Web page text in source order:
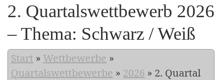
2. Quartalswettbewerb 2026
– Thema: Schwarz / Weiß
Start » Wettbewerbe »
Quartalswettbewerbe » 2026 » 2. Quartal